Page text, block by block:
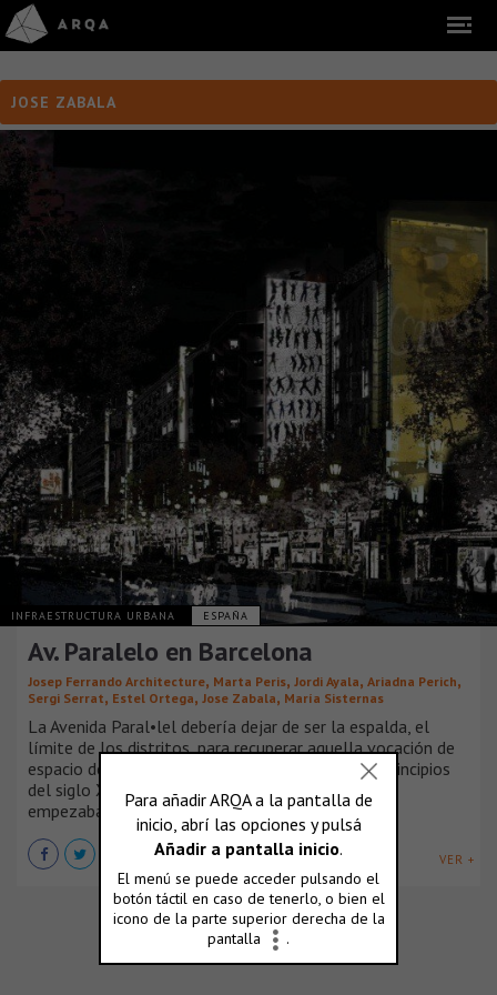
JOSE ZABALA
INFRAESTRUCTURA URBANA ESPAÑA
Av. Paralelo en Barcelona
Josep Ferrando Architecture, Marta Peris, Jordi Ayala, Ariadna Perich,
Sergi Serrat, Estel Ortega, Jose Zabala, María Sisternas
La Avenida Paral•lel debería dejar de ser la espalda, el
límite de los distritos, para recuperar aquella vocación de
espacio de encuentro, de sala urbana, que fue a principios
del siglo XX, cuando Poble Sec y el Eixample se
empezaban a consolidar.
VER +